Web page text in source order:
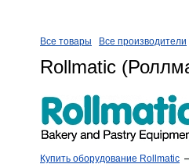
Все товары Все производители
Rollmatic
Купить оборудование Rollmatic